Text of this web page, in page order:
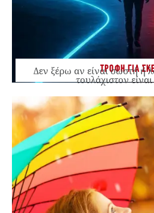
ΤΡΟΦΗ ΓΙΑ
Δεν ξέρω αν είναι σωστή ή
τουλάχιστον